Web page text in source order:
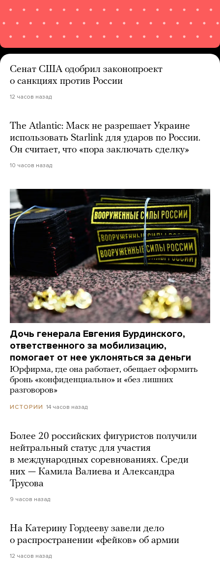
Сенат США одобрил законопроект
о санкциях против России
12 часов назад
The Atlantic: Маск не разрешает Украине
использовать Starlink для ударов по России.
Он считает, что «пора заключать сделку»
10 часов назад
Дочь генерала Евгения Бурдинского,
ответственного за мобилизацию,
помогает от нее уклоняться за деньги
Юрфирма, где она работает, обещает оформить
бронь «конфиденциально» и «без лишних
разговоров»
ИСТОРИИ 14 часов назад
Более 20 российских фигуристов получили
нейтральный статус для участия
в международных соревнованиях. Среди
них — Камила Валиева и Александра
Трусова
9 часов назад
На Катерину Гордееву завели дело
о распространении «фейков» об армии
12 часов назад